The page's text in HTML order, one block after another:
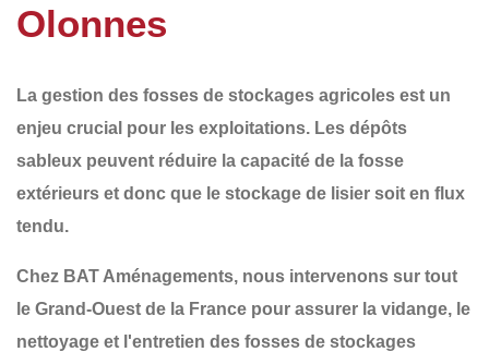
Olonnes
La gestion des fosses de stockages agricoles est un
enjeu crucial pour les exploitations. Les dépôts
sableux peuvent réduire la capacité de la fosse
extérieurs et donc que le stockage de lisier soit en flux
tendu.
Chez BAT Aménagements, nous intervenons sur tout
le Grand-Ouest de la France pour assurer la vidange, le
nettoyage et l'entretien des fosses de stockages